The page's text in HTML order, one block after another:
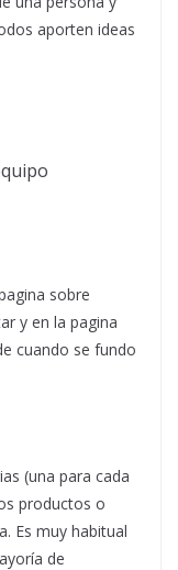
aporten ideas
sobre
y en la pagina
cuando se fundo
(una para cada
productos o
Es muy habitual
de